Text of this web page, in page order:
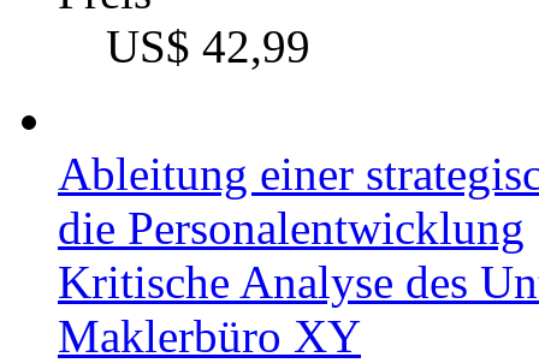
US$ 42,99
Ableitung einer
die Personalentwicklung
Kritische Analyse des
Maklerbüro XY